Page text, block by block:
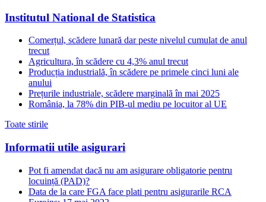
Institutul National de Statistica
Comerțul, scădere lunară dar peste nivelul cumulat de anul
trecut
Agricultura, în scădere cu 4,3% anul trecut
Producția industrială, în scădere pe primele cinci luni ale
anului
Prețurile industriale, scădere marginală în mai 2025
România, la 78% din PIB-ul mediu pe locuitor al UE
Toate stirile
Informatii utile asigurari
Pot fi amendat dacă nu am asigurare obligatorie pentru
locuință (PAD)?
Data de la care FGA face plati pentru asigurarile RCA